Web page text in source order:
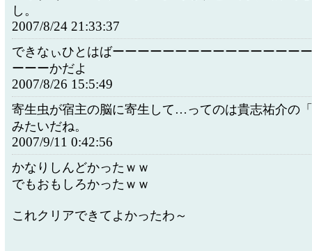
し。
2007/8/24 21:33:37
できなぃひとはばーーーーーーーーーーーーーーー
ーーーかだよ
2007/8/26 15:5:49
寄生虫が宿主の脳に寄生して…ってのは貴志祐介の
みたいだね。
2007/9/11 0:42:56
かなりしんどかったｗｗ
でもおもしろかったｗｗ
これクリアできてよかったわ～